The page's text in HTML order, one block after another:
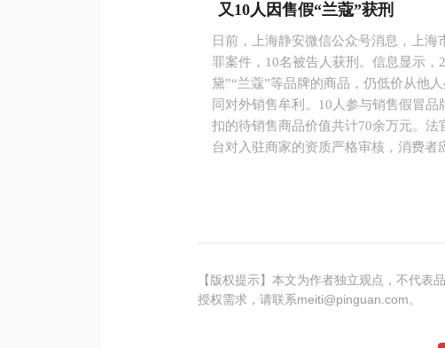
又10人因售假“兰蔻”获刑
日前，上海静安微信公众号消息，上
罪案件，10名被告人获刑。信息显示，
黛”“兰蔻”等品牌的商品，仍低价从他
同对外销售牟利。10人参与销售假冒
扣的待销售商品价值共计70余万元。
台对入驻商家的资质严格审核，消费者
【版权提示】本文为作者独立观点，不代
授权需求，请联系meiti@pinguan.com。